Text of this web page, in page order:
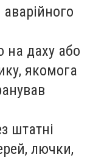
аварійного
на даху або
якомога
штатні
лючки,